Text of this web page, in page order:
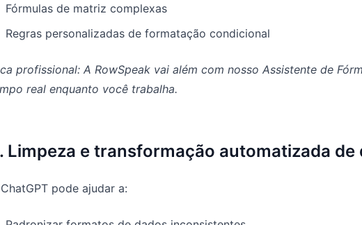
Fórmulas de matriz complexas
Regras personalizadas de formatação condicional
profissional: A RowSpeak vai além com nosso Assistente de
real enquanto você trabalha.
Limpeza e transformação automatizada de
pode ajudar a: